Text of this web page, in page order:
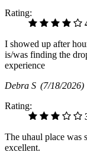
Rating:
I showed up after
is/was finding the
experience
Debra S (7/18/2026)
Rating:
The uhaul place was
excellent.